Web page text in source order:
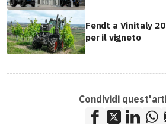
Fendt a Vinitaly
per il vigneto
Condividi